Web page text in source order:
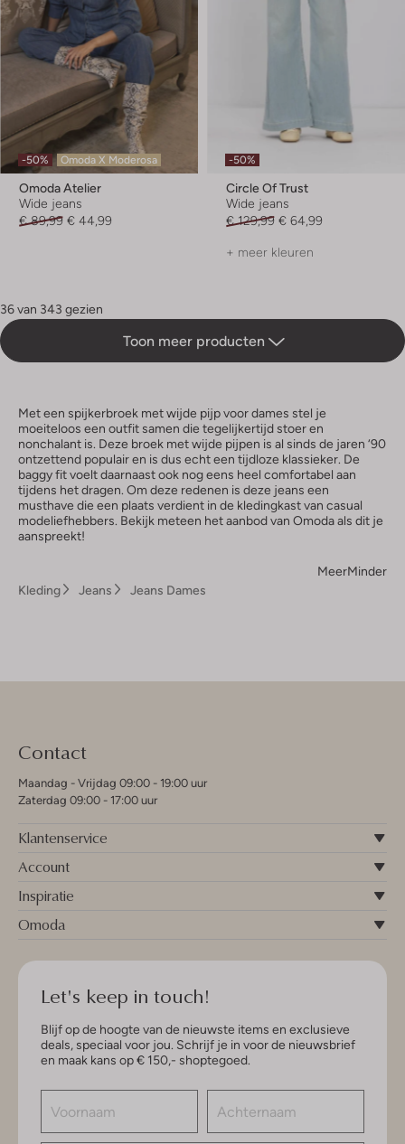
-50% Omoda X Moderosa
Omoda Atelier
Wide jeans
€ 89,99 € 44,99
-50%
Circle Of Trust
Wide jeans
€ 129,99 € 64,99
+ meer kleuren
36 van 343 gezien
Toon meer producten
Met een spijkerbroek met wijde pijp voor dames stel je
moeiteloos een outfit samen die tegelijkertijd stoer en
nonchalant is. Deze broek met wijde pijpen is al sinds de jaren ‘90
ontzettend populair en is dus echt een tijdloze klassieker. De
baggy fit voelt daarnaast ook nog eens heel comfortabel aan
tijdens het dragen. Om deze redenen is deze jeans een
musthave die een plaats verdient in de kledingkast van casual
modeliefhebbers. Bekijk meteen het aanbod van Omoda als dit je
aanspreekt!
MeerMinder
Kleding
Jeans Jeans Dames
Contact
Maandag - Vrijdag 09:00 - 19:00 uur
Zaterdag 09:00 - 17:00 uur
Klantenservice
Account
Inspiratie
Omoda
Let's keep in touch!
Blijf op de hoogte van de nieuwste items en exclusieve
deals, speciaal voor jou. Schrijf je in voor de nieuwsbrief
en maak kans op € 150,- shoptegoed.